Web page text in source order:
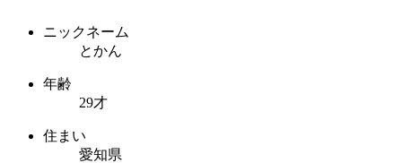
ニックネーム
とかん
年齢
29才
住まい
愛知県